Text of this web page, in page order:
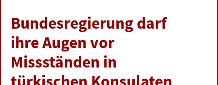
ZUR PERSON
LINKS
Bundesregierung darf
ihre Augen vor
Missständen in